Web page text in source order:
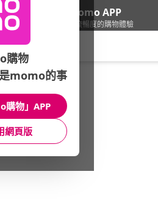
下載momo APP
給你3倍流暢度的購物體驗
傢飾寢具/床墊/網路熱搜品牌
館長推薦 月銷量
購物
momo的事
購物」APP
網頁版